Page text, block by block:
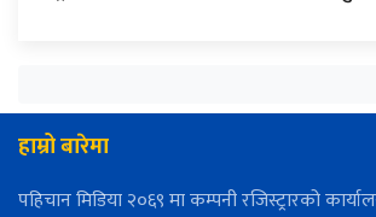
हाम्रो बारेमा
पहिचान मिडिया २०६९ मा कम्पनी रजिस्ट्रारको